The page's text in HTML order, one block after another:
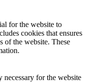
for the website to
cookies that ensures
of the website. These
for the website